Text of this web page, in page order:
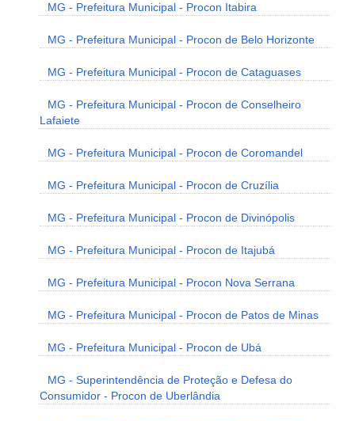
MG - Prefeitura Municipal - Procon Itabira
MG - Prefeitura Municipal - Procon de Belo Horizonte
MG - Prefeitura Municipal - Procon de Cataguases
MG - Prefeitura Municipal - Procon de Conselheiro
Lafaiete
MG - Prefeitura Municipal - Procon de Coromandel
MG - Prefeitura Municipal - Procon de Cruzília
MG - Prefeitura Municipal - Procon de Divinópolis
MG - Prefeitura Municipal - Procon de Itajubá
MG - Prefeitura Municipal - Procon Nova Serrana
MG - Prefeitura Municipal - Procon de Patos de Minas
MG - Prefeitura Municipal - Procon de Ubá
MG - Superintendência de Proteção e Defesa do
Consumidor - Procon de Uberlândia